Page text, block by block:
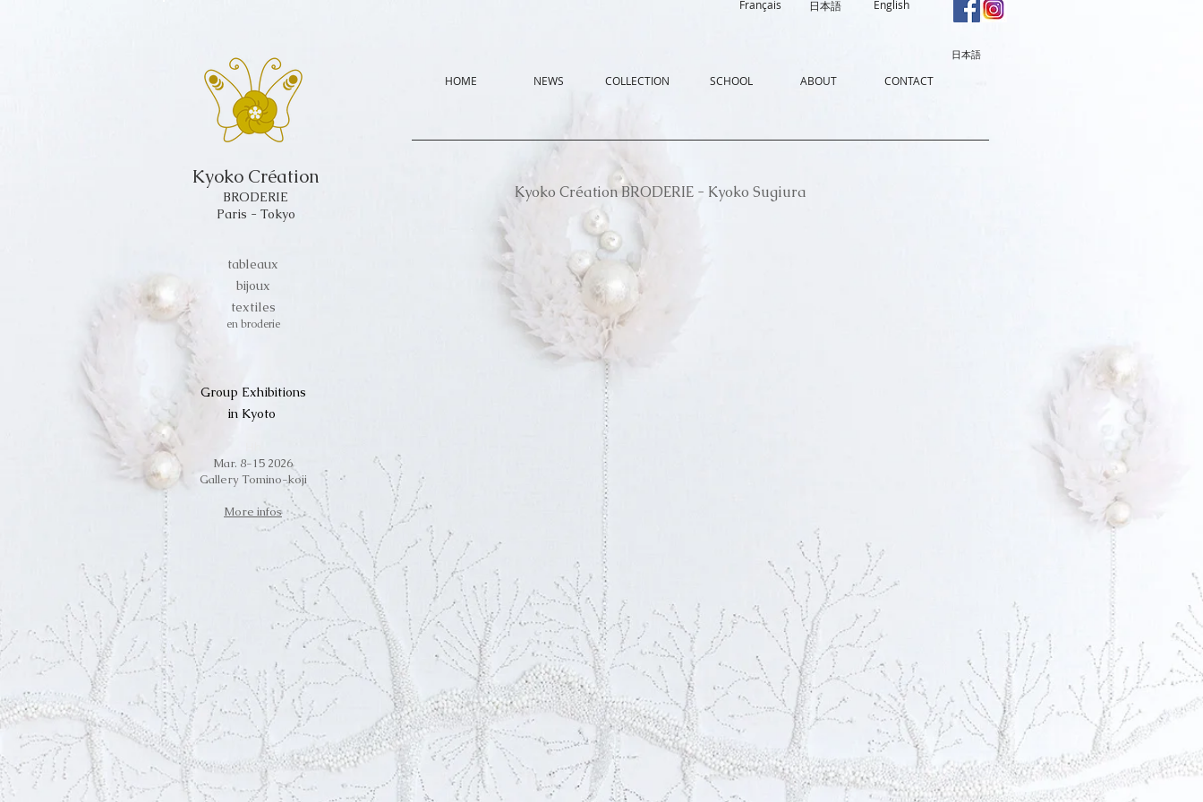
Français
日本語
HOME NEWS COLLECTION SCHOOL ABOUT CONTACT
Kyoko Création BRODERIE - Kyoko Sugiura
日本語 English
Kyoko Création
BRODERIE
Paris - Tokyo
tableaux
bijoux
textiles
en broderie
Group Exhibitions
in Kyoto
Mar. 8-15 2026
Gallery Tomino-koji
More infos